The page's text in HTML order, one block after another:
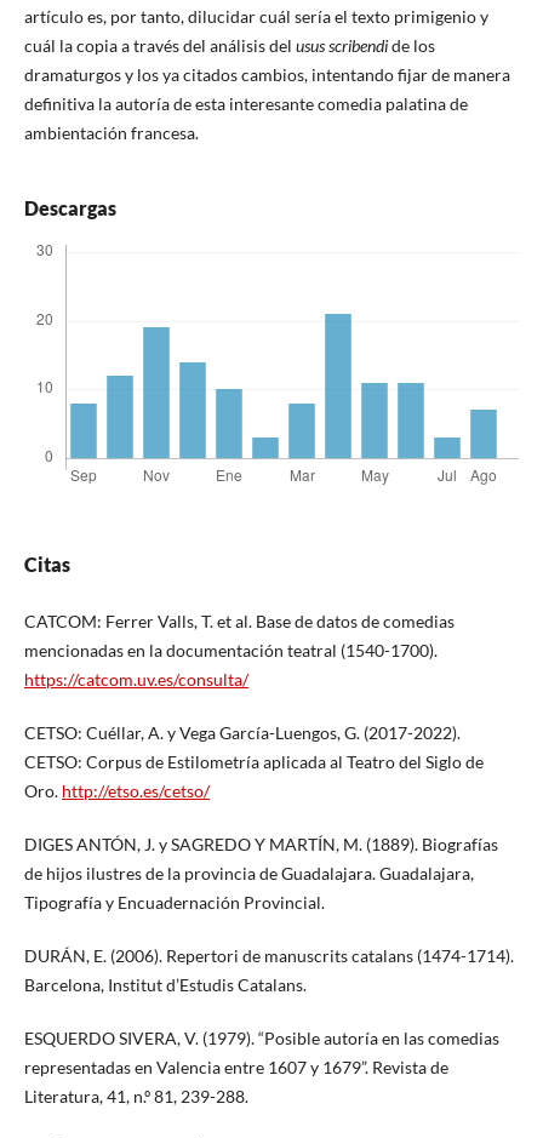
artículo es, por tanto, dilucidar cuál sería el texto primigenio y
cuál la copia a través del análisis del usus scribendide los
dramaturgos y los ya citados cambios, intentando fijar de manera
definitiva la autoría de esta interesante comedia palatina de
ambientación francesa.
Descargas
Citas
CATCOM: Ferrer Valls, T. et al. Base de datos de comedias
mencionadas en la documentación teatral (1540-1700).
https://catcom.uv.es/consulta/
CETSO: Cuéllar, A. y Vega García-Luengos, G. (2017-2022).
CETSO: Corpus de Estilometría aplicada al Teatro del Siglo de
Oro. http://etso.es/cetso/
DIGES ANTÓN, J. y SAGREDO Y MARTÍN, M. (1889). Biografías
de hijos ilustres de la provincia de Guadalajara. Guadalajara,
Tipografía y Encuadernación Provincial.
DURÁN, E. (2006). Repertori de manuscrits catalans (1474-1714).
Barcelona, Institut d’Estudis Catalans.
ESQUERDO SIVERA, V. (1979). “Posible autoría en las comedias
representadas en Valencia entre 1607 y 1679”. Revista de
Literatura, 41, n.º 81, 239-288.